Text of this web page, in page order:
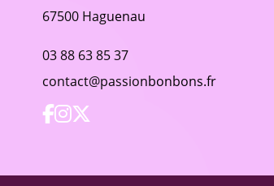
67500 Haguenau
03 88 63 85 37
contact@passionbonbons.fr